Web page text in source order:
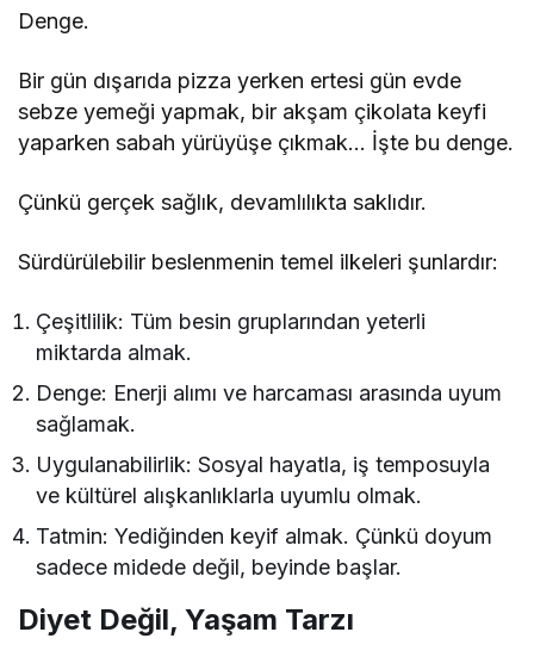
Denge.
Bir gün dışarıda pizza yerken ertesi gün evde
sebze yemeği yapmak, bir akşam çikolata keyfi
yaparken sabah yürüyüşe çıkmak… İşte bu denge.
Çünkü gerçek sağlık, devamlılıkta saklıdır.
Sürdürülebilir beslenmenin temel ilkeleri şunlardır:
Çeşitlilik: Tüm besin gruplarından yeterli
miktarda almak.
Denge: Enerji alımı ve harcaması arasında uyum
sağlamak.
Uygulanabilirlik: Sosyal hayatla, iş temposuyla
ve kültürel alışkanlıklarla uyumlu olmak.
Tatmin: Yediğinden keyif almak. Çünkü doyum
sadece midede değil, beyinde başlar.
Diyet Değil, Yaşam Tarzı